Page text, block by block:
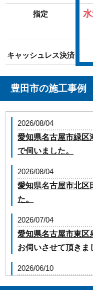
指定
キャッシュレス決済
豊田市の施工事例
2026/08/04
愛知県名古屋市緑区
で伺いました。
2026/08/04
愛知県名古屋市北区
た。
2026/07/04
愛知県名古屋市東区
お伺いさせて頂きま
2026/06/10